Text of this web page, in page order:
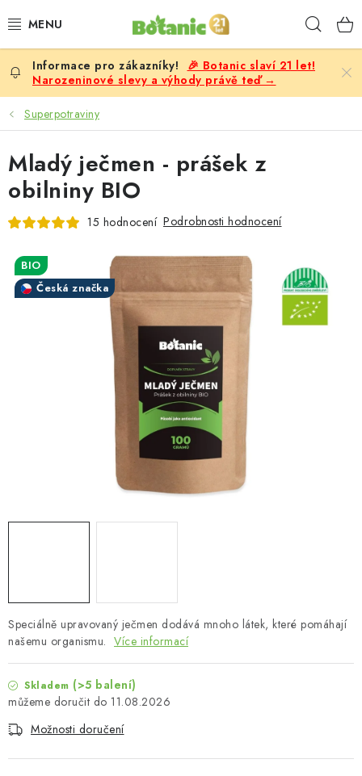
na
PREMIUM
DOPLŇKY STRAVY
CÍLE
POTRAVINY, NÁPOJE
BESTSELLERY
Recenze
Věrnostní program
Proč Botanic?
Kontakty
🎉 Botanic slaví 21 let!
Narozeninové slevy a výhody právě teď →
Superpotraviny
Speciálně upravovaný ječmen dodává mnoho látek, které pomáhají
našemu organismu. Více informací
Skladem (>5 balení)
11.08.2026
Možnosti doručení
Mladý ječmen - prášek z
obilniny BIO
15 hodnocení Podrobnosti hodnocení
BIO
Česká značka